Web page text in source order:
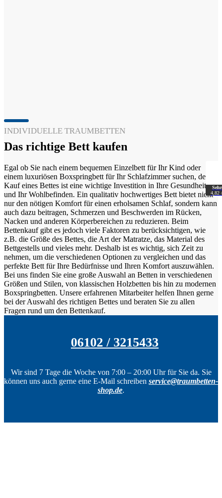
INDIVIDUELLE TRAUMBETTEN
Das richtige Bett kaufen
Egal ob Sie nach einem bequemen Einzelbett für Ihr Kind oder
einem luxuriösen Boxspringbett für Ihr Schlafzimmer suchen, der
Kauf eines Bettes ist eine wichtige Investition in Ihre Gesundheit
und Ihr Wohlbefinden. Ein qualitativ hochwertiges Bett bietet nicht
nur den nötigen Komfort für einen erholsamen Schlaf, sondern kann
auch dazu beitragen, Schmerzen und Beschwerden im Rücken,
Nacken und anderen Körperbereichen zu reduzieren. Beim
Bettenkauf gibt es jedoch viele Faktoren zu berücksichtigen, wie
z.B. die Größe des Bettes, die Art der Matratze, das Material des
Bettgestells und vieles mehr. Deshalb ist es wichtig, sich Zeit zu
nehmen, um die verschiedenen Optionen zu vergleichen und das
perfekte Bett für Ihre Bedürfnisse und Ihren Komfort auszuwählen.
Bei uns finden Sie eine große Auswahl an Betten in verschiedenen
Größen und Stilen, von klassischen Holzbetten bis hin zu modernen
Boxspringbetten. Unsere erfahrenen Mitarbeiter helfen Ihnen gerne
bei der Auswahl des richtigen Bettes und beraten Sie zu allen
Fragen rund um den Bettenkauf.
06102 / 3215433
Wir sind 7 Tage die Woche von 7:00 – 20:00 Uhr für Sie da. Sie
können uns auch gerne eine E-Mail schreiben service@traumbetten-
shop.de.
4,82